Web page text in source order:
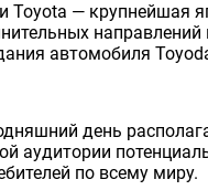
Toyota — крупнейшая
направлений
автомобиля
день
аудитории
по всему миру.